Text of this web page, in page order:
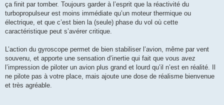
ça finit par tomber. Toujours garder à l’esprit que la réactivité du
turbopropulseur est moins immédiate qu’un moteur thermique ou
électrique, et que c’est bien la (seule) phase du vol où cette
caractéristique peut s’avérer critique.
L’action du gyroscope permet de bien stabiliser l’avion, même par vent
souvenu, et apporte une sensation d’inertie qui fait que vous avez
l’impression de piloter un avion plus grand et lourd qu’il n’est en réalité. Il
ne pilote pas à votre place, mais ajoute une dose de réalisme bienvenue
et très agréable.